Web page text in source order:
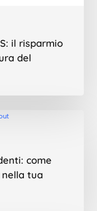
il risparmio
del
come
tua